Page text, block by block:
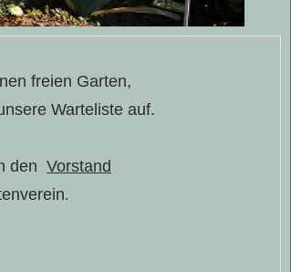
freien Garten,
Warteliste auf.
den Vorstand
.